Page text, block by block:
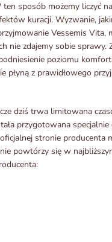
sposób możemy liczyć
kuracji. Wyzwanie,
Vessemis Vita,
nie zdajemy sobie sprawy.
poziomu
płyną z prawidłowego
dziś trwa limitowana
przygotowana specjalnie
stronie producenta
powtórzy się w